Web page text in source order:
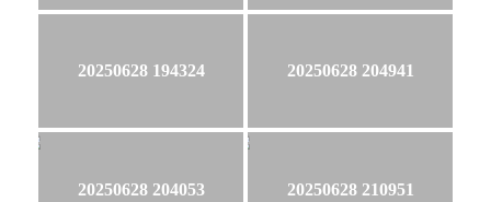
20250628 194324 20250628 204941
20250628 204053 20250628 210951